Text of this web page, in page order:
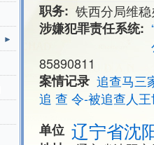
职务
铁西分局维
涉嫌犯罪责任系统
85890811
案情记录 追查马三
追 查 令-被追查人
单位 辽宁省沈